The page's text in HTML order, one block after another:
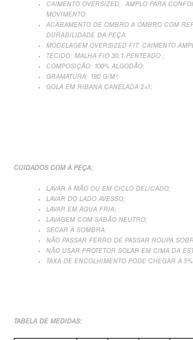
CAIMENTO OVERSIZED, AMPLO PARA
MOVIMENTO.
ACABAMENTO DE OMBRO A OMBRO COM
DURABILIDADE DA PEÇA.
MODELAGEM OVERSIZED FIT: CAIMENTO
TECIDO:MALHA FIO 30.1 PENTEADO ;
COMPOSIÇÃO: 100% ALGODÃO;
GRAMATURA: 180 G/M²;
GOLA EM RIBANA CANELADA 2×1;
CUIDADOS COM A PEÇA:
LAVAR À MÃO OU EM CICLO DELICADO;
LAVAR DO LADO AVESSO;
LAVAR EM ÁGUA FRIA;
LAVAGEM COM SABÃO NEUTRO;
SECAR Á SOMBRA;
NÃO PASSAR FERRO DE PASSAR ROUPA
NÃO USAR PROTETOR SOLAR EM CIMA DA
TAXA DE ENCOLHIMENTO PODE CHEGAR A
TABELA DE MEDIDAS: